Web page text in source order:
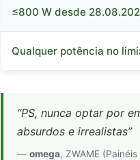
≤800 W desde
Qualquer potência no
“PS, nunca optar por
absurdos e irrealistas”
— omega, ZWAME